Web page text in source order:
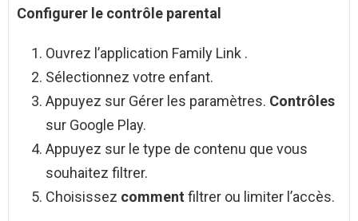
Configurer le contrôle parental
Ouvrez l’application Family Link .
Sélectionnez votre enfant.
Appuyez sur Gérer les paramètres. Contrôles
sur Google Play.
Appuyez sur le type de contenu que vous
souhaitez filtrer.
Choisissez comment filtrer ou limiter l’accès.